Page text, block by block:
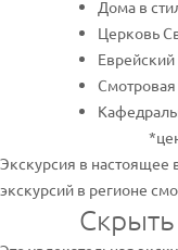
Дома в
Церковь
Еврейский
Экскурсия в настоящее
экскурсий в регионе